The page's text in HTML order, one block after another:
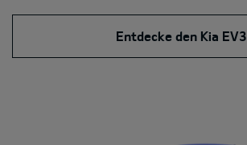
Entdecke den Kia EV3